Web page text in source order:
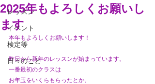
レッスン
イベント
検定等
日々のこと
2025年もよろしくお願いし
ます
本年もよろしくお願いします！
昨日から新年のレッスンが始まっています。
一番最初のクラスは
お年玉をいくらもらったとか、